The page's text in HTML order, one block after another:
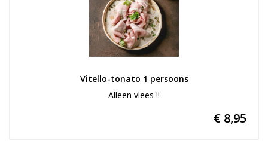
Vitello-tonato 1 persoons
Alleen vlees !!
€ 8,95